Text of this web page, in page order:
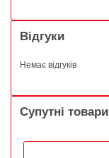
Відгуки
Немає відгуків
Супутні товари